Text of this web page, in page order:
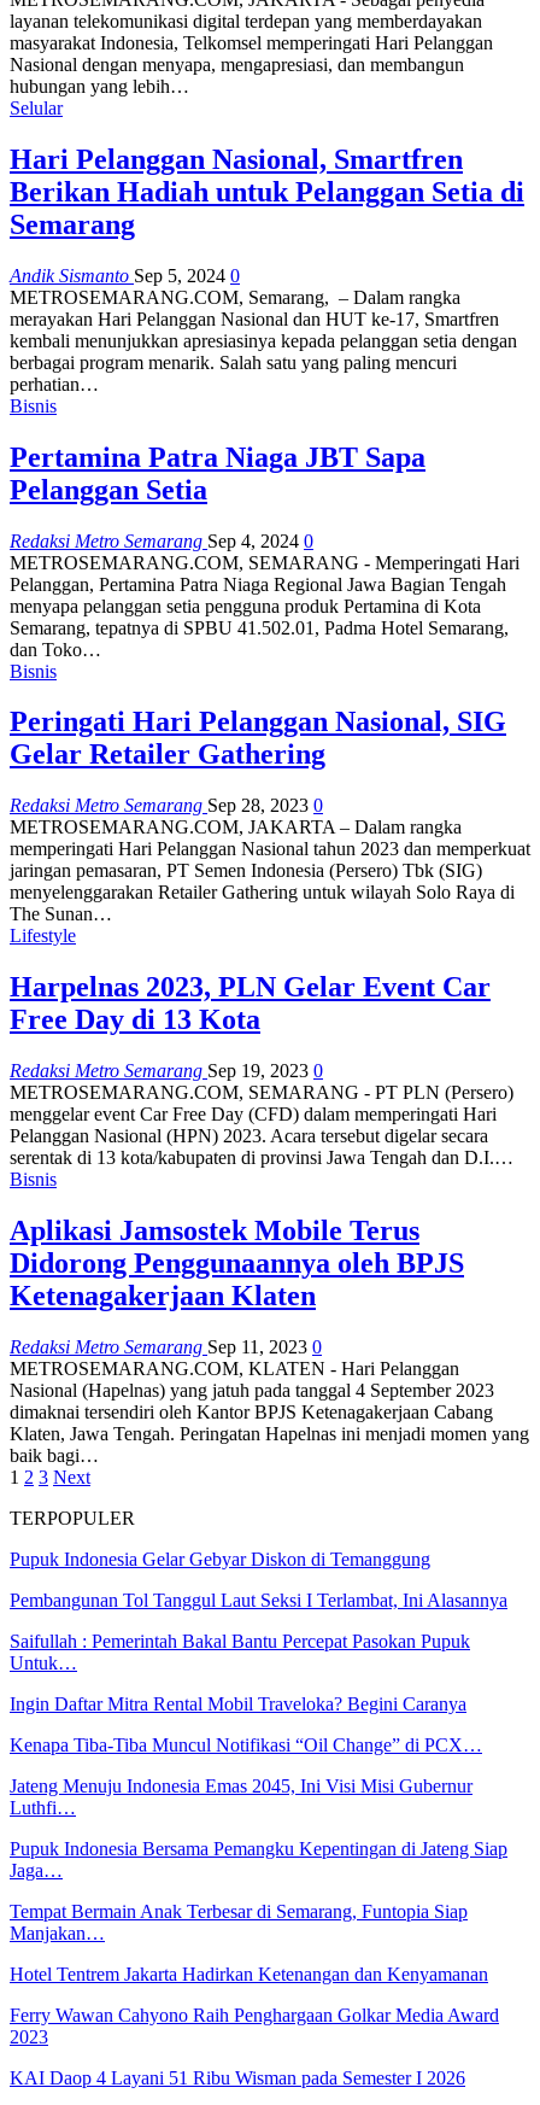
layanan telekomunikasi digital terdepan yang memberdayakan
masyarakat Indonesia, Telkomsel memperingati Hari Pelanggan
Nasional dengan menyapa, mengapresiasi, dan membangun
hubungan yang lebih…
Selular
Hari Pelanggan Nasional, Smartfren
Berikan Hadiah untuk Pelanggan Setia di
Semarang
Andik Sismanto Sep 5, 2024 0
METROSEMARANG.COM, Semarang, – Dalam rangka
merayakan Hari Pelanggan Nasional dan HUT ke-17, Smartfren
kembali menunjukkan apresiasinya kepada pelanggan setia dengan
berbagai program menarik. Salah satu yang paling mencuri
perhatian…
Bisnis
Pertamina Patra Niaga JBT Sapa
Pelanggan Setia
Redaksi Metro Semarang Sep 4, 2024 0
METROSEMARANG.COM, SEMARANG - Memperingati Hari
Pelanggan, Pertamina Patra Niaga Regional Jawa Bagian Tengah
menyapa pelanggan setia pengguna produk Pertamina di Kota
Semarang, tepatnya di SPBU 41.502.01, Padma Hotel Semarang,
dan Toko…
Bisnis
Peringati Hari Pelanggan Nasional, SIG
Gelar Retailer Gathering
Redaksi Metro Semarang Sep 28, 2023 0
METROSEMARANG.COM, JAKARTA – Dalam rangka
memperingati Hari Pelanggan Nasional tahun 2023 dan memperkuat
jaringan pemasaran, PT Semen Indonesia (Persero) Tbk (SIG)
menyelenggarakan Retailer Gathering untuk wilayah Solo Raya di
The Sunan…
Lifestyle
Harpelnas 2023, PLN Gelar Event Car
Free Day di 13 Kota
Redaksi Metro Semarang Sep 19, 2023 0
METROSEMARANG.COM, SEMARANG - PT PLN (Persero)
menggelar event Car Free Day (CFD) dalam memperingati Hari
Pelanggan Nasional (HPN) 2023. Acara tersebut digelar secara
serentak di 13 kota/kabupaten di provinsi Jawa Tengah dan D.I.…
Bisnis
Aplikasi Jamsostek Mobile Terus
Didorong Penggunaannya oleh BPJS
Ketenagakerjaan Klaten
Redaksi Metro Semarang Sep 11, 2023 0
METROSEMARANG.COM, KLATEN - Hari Pelanggan
Nasional (Hapelnas) yang jatuh pada tanggal 4 September 2023
dimaknai tersendiri oleh Kantor BPJS Ketenagakerjaan Cabang
Klaten, Jawa Tengah. Peringatan Hapelnas ini menjadi momen yang
baik bagi…
1 2 3 Next
TERPOPULER
Pupuk Indonesia Gelar Gebyar Diskon di Temanggung
Pembangunan Tol Tanggul Laut Seksi I Terlambat, Ini Alasannya
Saifullah : Pemerintah Bakal Bantu Percepat Pasokan Pupuk
Untuk…
Ingin Daftar Mitra Rental Mobil Traveloka? Begini Caranya
Kenapa Tiba-Tiba Muncul Notifikasi “Oil Change” di PCX…
Jateng Menuju Indonesia Emas 2045, Ini Visi Misi Gubernur
Luthfi…
Pupuk Indonesia Bersama Pemangku Kepentingan di Jateng Siap
Jaga…
Tempat Bermain Anak Terbesar di Semarang, Funtopia Siap
Manjakan…
Hotel Tentrem Jakarta Hadirkan Ketenangan dan Kenyamanan
Ferry Wawan Cahyono Raih Penghargaan Golkar Media Award
2023
KAI Daop 4 Layani 51 Ribu Wisman pada Semester I 2026